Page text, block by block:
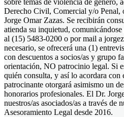
Derecho Civil, Comercial y/o Penal,
Jorge Omar Zazas. Se recibirán
atienda su inquietud,
al (15) 5483-0200 o por mail a
necesario, se ofrecerá una (1)
con descuentos a socios/as y grupo
orientación, NO patrocinio legal. Si
quién consulta, y así lo acordara con
patrocinante otorgará asimismo un
honorarios profesionales. El Dr.
nuestros/as asociados/as a través de
Asesoramiento Legal desde 2016.